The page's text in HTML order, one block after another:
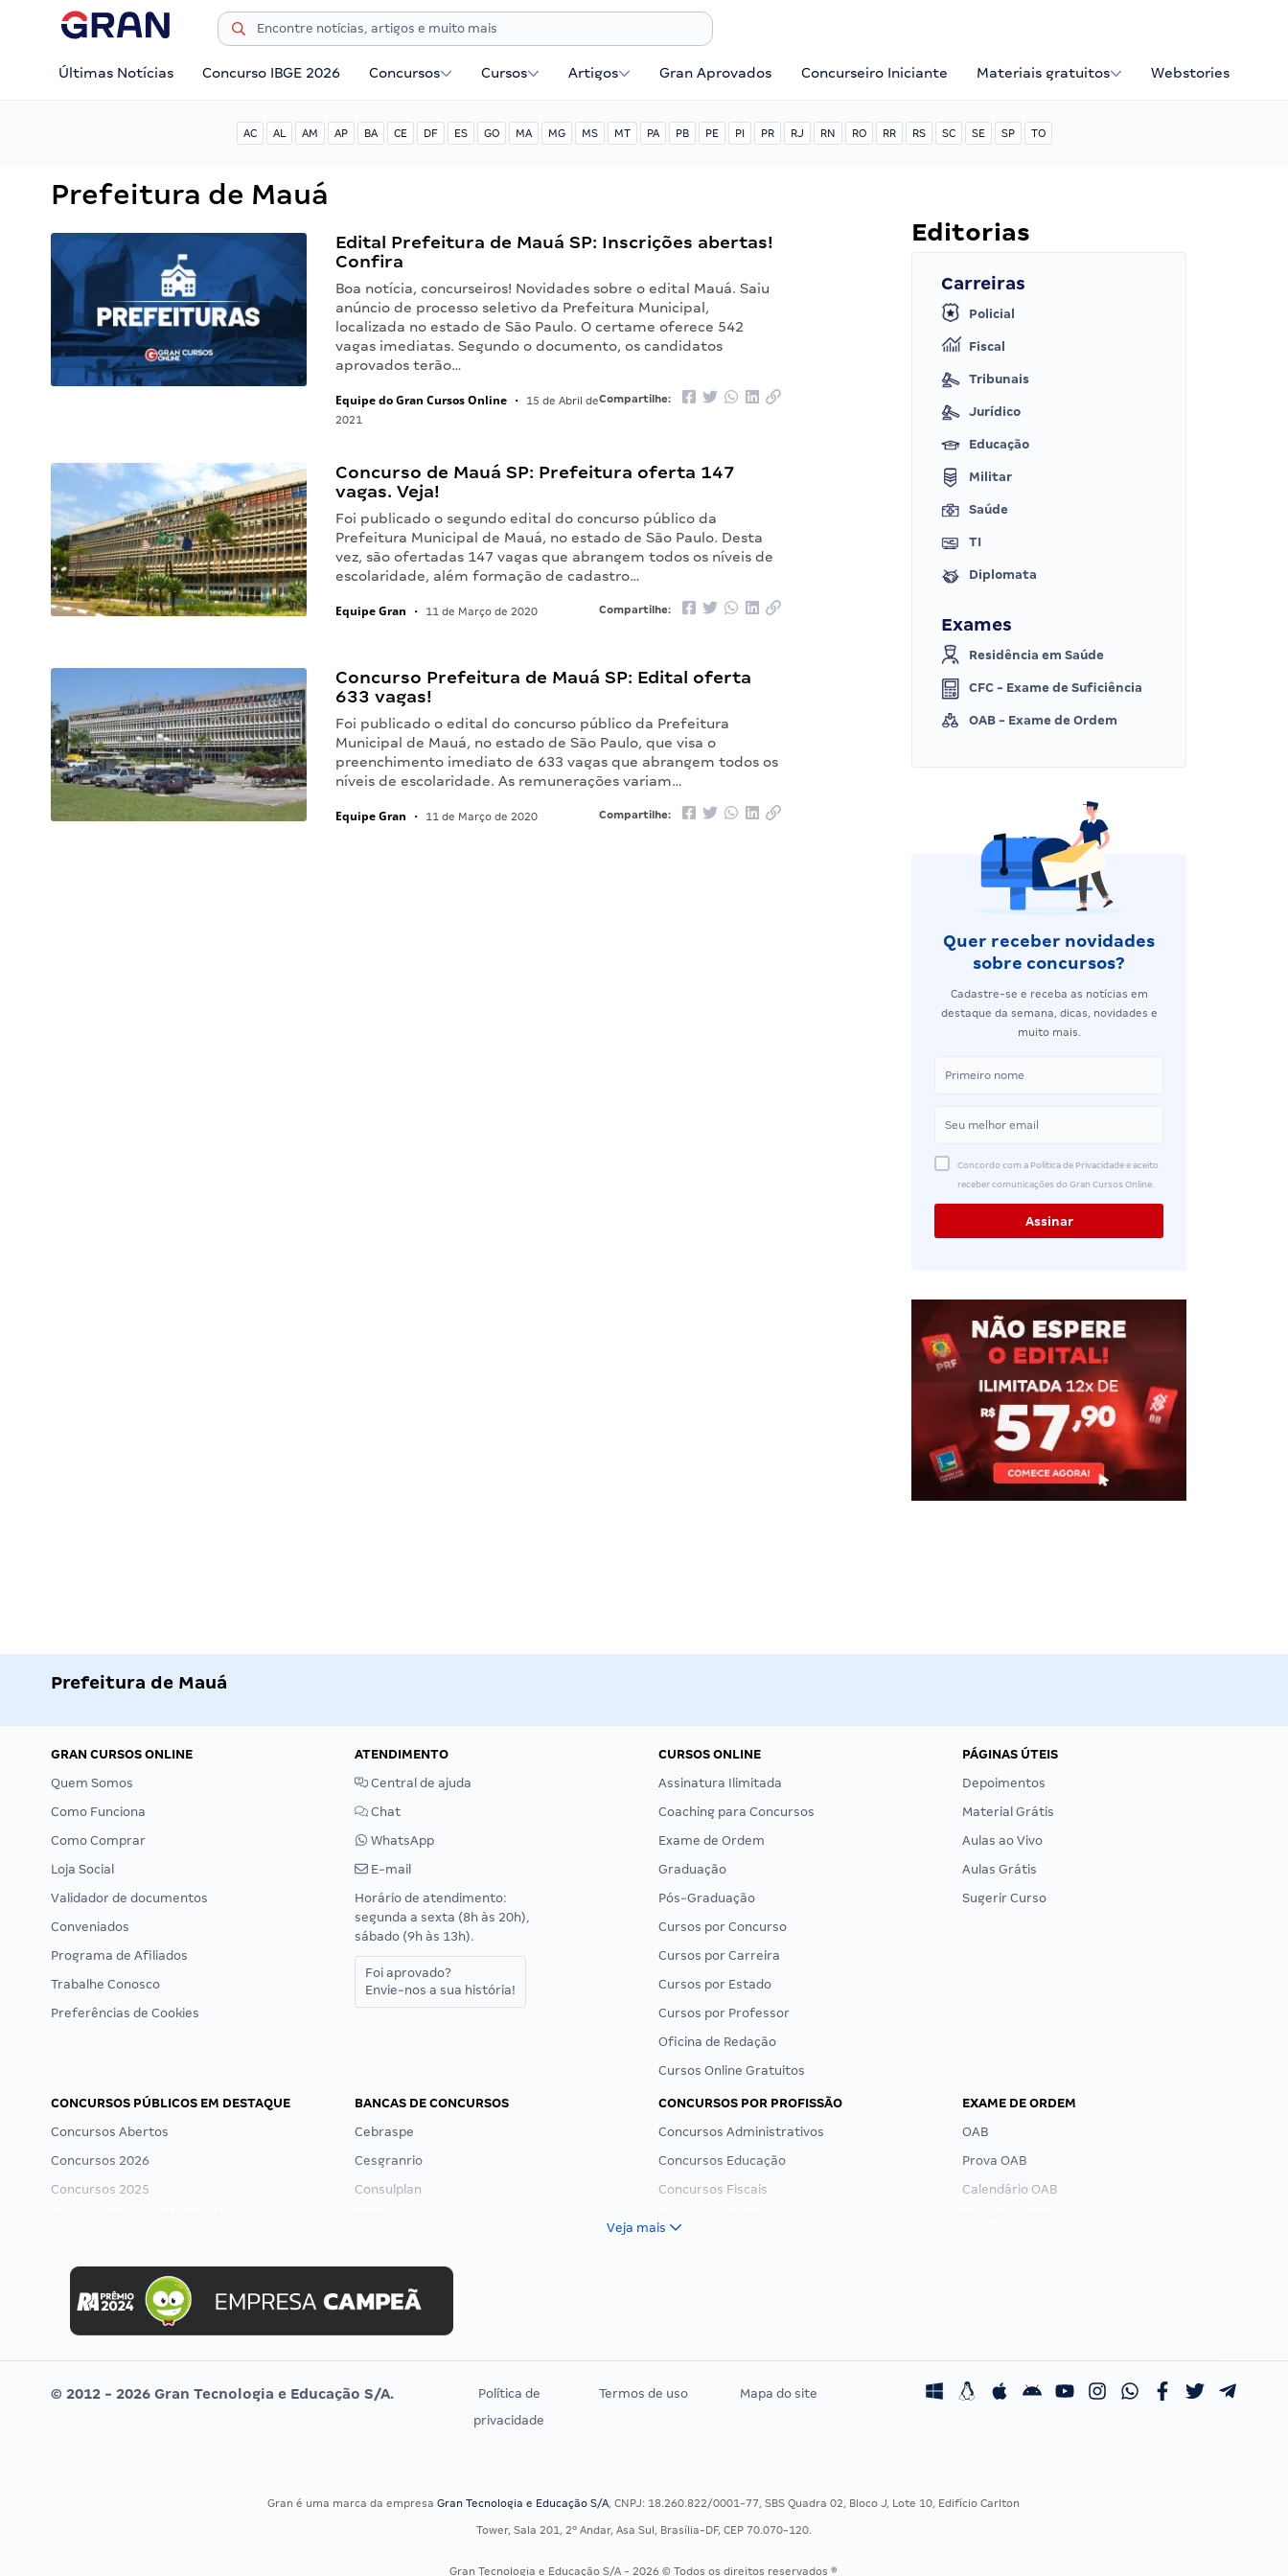
Últimas Notícias Concurso IBGE 2026 Concursos Cursos Artigos Gran Aprovados Concurseiro Iniciante Materiais gratuitos Webstories
AC AL AM AP BA CE DF ES GO MA MG MS MT PA PB PE PI PR RJ RN RO RR RS SC SE SP TO
Prefeitura de Mauá
Edital Prefeitura de Mauá SP: Inscrições abertas!
Confira
Boa notícia, concurseiros! Novidades sobre o edital Mauá. Saiu
anúncio de processo seletivo da Prefeitura Municipal,
localizada no estado de São Paulo. O certame oferece 542
vagas imediatas. Segundo o documento, os candidatos
aprovados terão…
Equipe do Gran Cursos Online •
15 de Abril de
2021
Compartilhe:
Concurso de Mauá SP: Prefeitura oferta 147
vagas. Veja!
Foi publicado o segundo edital do concurso público da
Prefeitura Municipal de Mauá, no estado de São Paulo. Desta
vez, são ofertadas 147 vagas que abrangem todos os níveis de
escolaridade, além formação de cadastro…
Equipe Gran • 11 de Março de 2020 Compartilhe:
Concurso Prefeitura de Mauá SP: Edital oferta
633 vagas!
Foi publicado o edital do concurso público da Prefeitura
Municipal de Mauá, no estado de São Paulo, que visa o
preenchimento imediato de 633 vagas que abrangem todos os
níveis de escolaridade. As remunerações variam…
Equipe Gran • 11 de Março de 2020 Compartilhe:
Editorias
Carreiras
Policial
Fiscal
Tribunais
Jurídico
Educação
Militar
Saúde
TI
Diplomata
Exames
Residência em Saúde
CFC - Exame de Suficiência
OAB - Exame de Ordem
Quer receber novidades
sobre concursos?
Cadastre-se e receba as notícias em
destaque da semana, dicas, novidades e
muito mais.
Concordo com a Política de Privacidade e aceito
receber comunicações do Gran Cursos Online.
Prefeitura de Mauá
GRAN CURSOS ONLINE
Quem Somos
Como Funciona
Como Comprar
Loja Social
Validador de documentos
Conveniados
Programa de Afiliados
Trabalhe Conosco
Preferências de Cookies
ATENDIMENTO
Central de ajuda
Chat
WhatsApp
E-mail
Horário de atendimento:
segunda a sexta (8h às 20h),
sábado (9h às 13h).
Foi aprovado?
Envie-nos a sua história!
CURSOS ONLINE
Assinatura Ilimitada
Coaching para Concursos
Exame de Ordem
Graduação
Pós-Graduação
Cursos por Concurso
Cursos por Carreira
Cursos por Estado
Cursos por Professor
Oficina de Redação
Cursos Online Gratuitos
PÁGINAS ÚTEIS
Depoimentos
Material Grátis
Aulas ao Vivo
Aulas Grátis
Sugerir Curso
CONCURSOS PÚBLICOS EM DESTAQUE
Concursos Abertos
Concursos 2026
Concursos 2025
Concurso MPU
Editais publicados
BANCAS DE CONCURSOS
Cebraspe
Cesgranrio
Consulplan
Selecon
Uniase
Vunesp
CONCURSOS POR PROFISSÃO
Concursos Administrativos
Concursos Educação
Concursos Fiscais
Residência Multiprofissional
EXAME DE ORDEM
OAB
Prova OAB
Calendário OAB
Veja mais
© 2012 - 2026 Gran Tecnologia e Educação S/A.
Política de
privacidade
Termos de uso Mapa do site
Gran é uma marca da empresaGran Tecnologia e Educação S/A, CNPJ: 18.260.822/0001-77, SBS Quadra 02, Bloco J, Lote 10, Edifício Carlton
Tower, Sala 201, 2º Andar, Asa Sul, Brasília-DF, CEP 70.070-120.
Gran Tecnologia e Educação S/A - 2026 © Todos os direitos reservados ®